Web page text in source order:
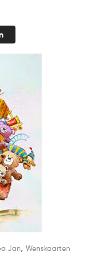
Jan, Wenskaarten